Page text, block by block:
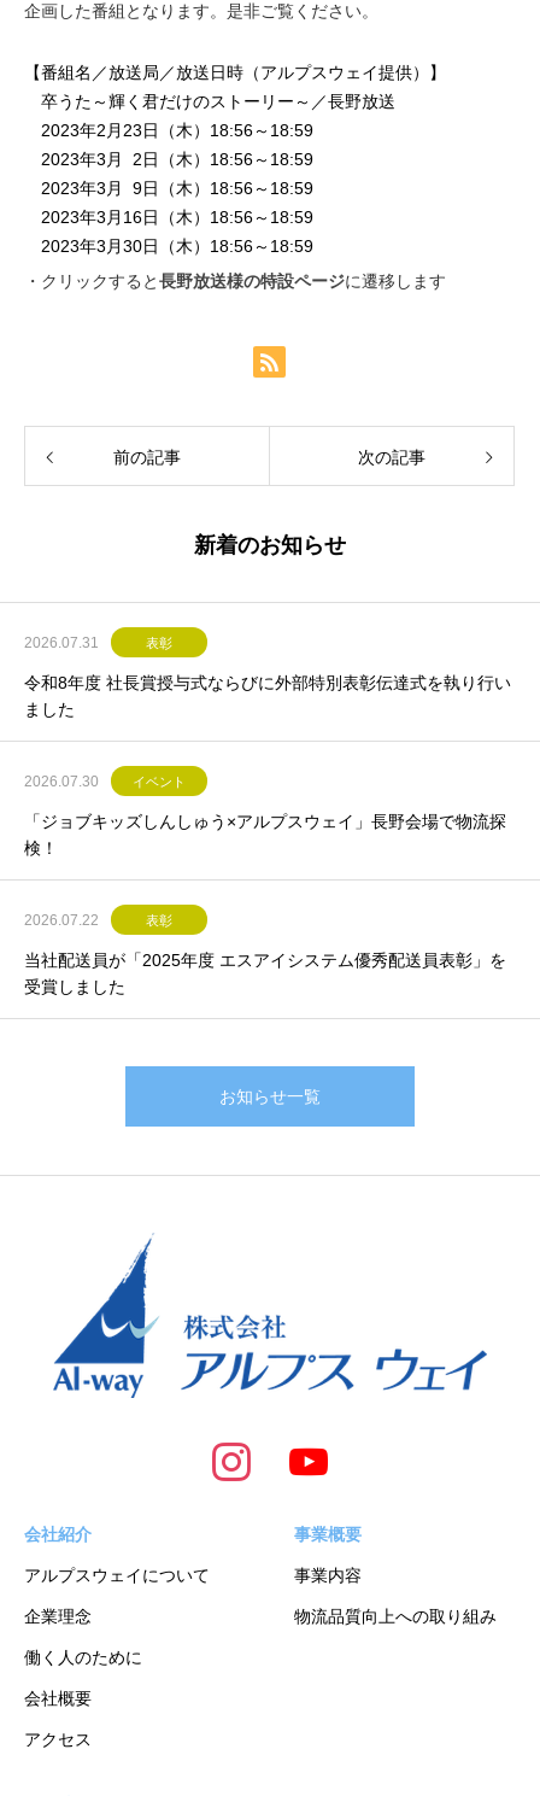
企画した番組となります。是非ご覧ください。
【番組名／放送局／放送日時（アルプスウェイ提供）】
卒うた～輝く君だけのストーリー～／長野放送
2023年2月23日（木）18:56～18:59
2023年3月 2日（木）18:56～18:59
2023年3月 9日（木）18:56～18:59
2023年3月16日（木）18:56～18:59
2023年3月30日（木）18:56～18:59
・クリックすると長野放送様の特設ページに遷移します
前の記事 次の記事
新着のお知らせ
2026.07.31 表彰
令和8年度 社長賞授与式ならびに外部特別表彰伝達式を執り行い
ました
2026.07.30 イベント
「ジョブキッズしんしゅう×アルプスウェイ」長野会場で物流探
検！
2026.07.22 表彰
当社配送員が「2025年度 エスアイシステム優秀配送員表彰」を
受賞しました
お知らせ一覧
会社紹介
アルプスウェイについて
企業理念
働く人のために
会社概要
アクセス
事業概要
事業内容
物流品質向上への取り組み